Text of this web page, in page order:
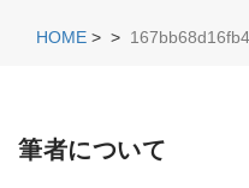
HOME > >
筆者について